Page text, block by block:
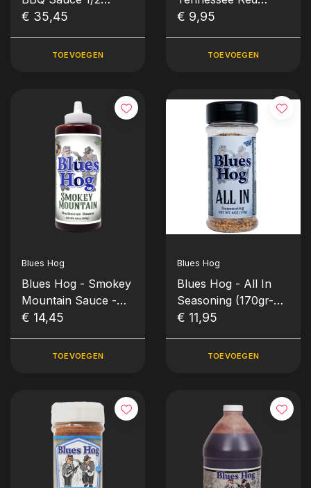
Gallon
€ 35,45
TOEVOEGEN
Sauce "1 Pint"
€ 9,95
TOEVOEGEN
Blues Hog
Blues Hog - Smokey
Mountain Sauce -
Squeeze Bottle
€ 14,45
TOEVOEGEN
Blues Hog
Blues Hog - All In
Seasoning (170gr-
6oz)
€ 11,95
TOEVOEGEN